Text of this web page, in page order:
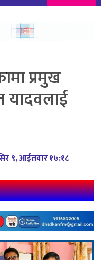
प्रमुख
यादवलाई
९, आईतवार १७:१८